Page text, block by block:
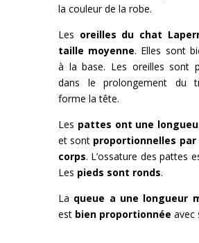
la couleur de la robe.
Les oreilles du chat
taille moyenne. Elles sont
à la base. Les oreilles sont
dans le prolongement du
forme la tête.
Les pattes ont une
et sont proportionnelles
corps. L’ossature des pattes
Les pieds sont ronds.
La queue a une longueur
est bien proportionnée avec